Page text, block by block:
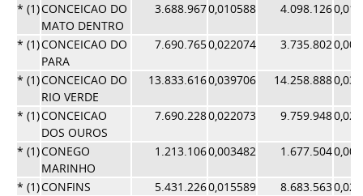
* (1)CONCEICAO DO
MATO DENTRO
3.688.9670,010588 4.098.126
* (1)CONCEICAO DO
PARA
7.690.7650,022074 3.735.802
* (1)CONCEICAO DO
RIO VERDE
13.833.6160,039706 14.258.888
* (1)CONCEICAO
DOS OUROS
7.690.2280,022073 9.759.948
* (1)CONEGO
MARINHO
1.213.1060,003482 1.677.504
* (1)CONFINS 5.431.2260,015589 8.683.563